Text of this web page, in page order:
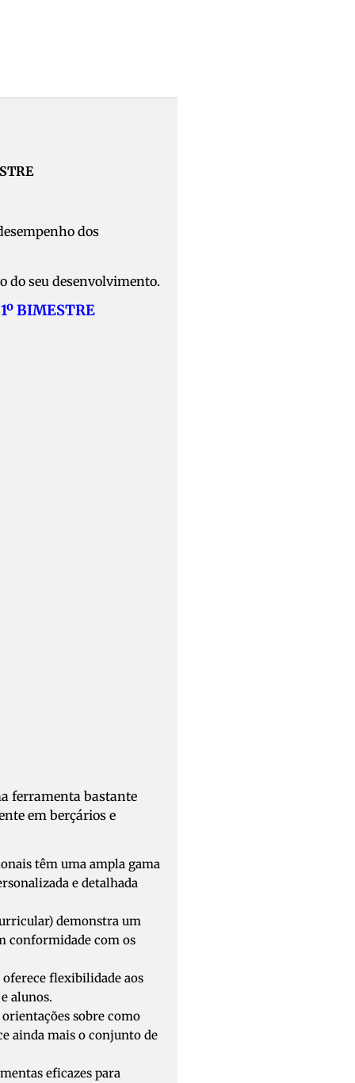
dos
do seu desenvolvimento.
BIMESTRE
ferramenta bastante
em berçários e
têm uma ampla gama
e detalhada
demonstra um
conformidade com os
flexibilidade aos
alunos.
sobre como
ainda mais o conjunto de
eficazes para